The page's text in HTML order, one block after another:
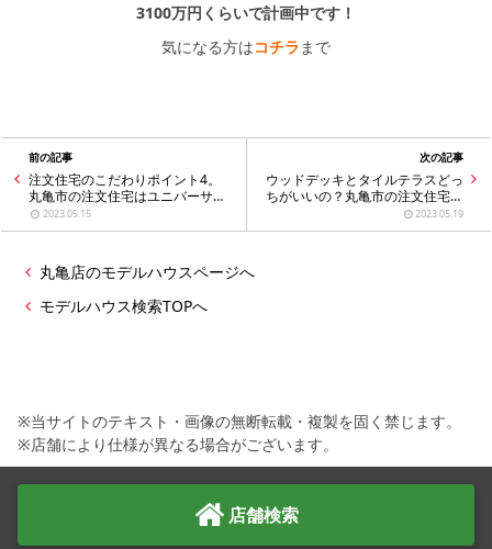
3100万円くらいで計画中です！
気になる方はコチラまで
前の記事
注文住宅のこだわりポイント4。
丸亀市の注文住宅はユニバーサル
ホーム丸亀店！
2023.05.15
次の記事
ウッドデッキとタイルテラスどっ
ちがいいの？丸亀市の注文住宅は
ユニバーサルホーム丸亀店へ！
2023.05.19
丸亀店のモデルハウスページへ
モデルハウス検索TOPへ
※当サイトのテキスト・画像の無断転載・複製を固く禁じます。
※店舗により仕様が異なる場合がございます。
店舗検索